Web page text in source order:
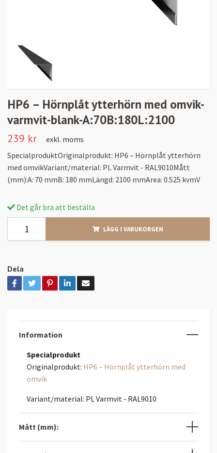
HP6 – Hörnplåt ytterhörn med omvik-
varmvit-blank-A:70B:180L:2100
239 kr
exkl. moms
SpecialproduktOriginalprodukt: HP6 – Hörnplåt ytterhörn
med omvikVariant/material: PL Varmvit - RAL9010Mått
(mm):A: 70 mmB: 180 mmLängd: 2100 mmArea: 0.525 kvmV
Det går bra att beställa
LÄGG I VARUKORGEN
Dela
Information
Specialprodukt
Originalprodukt: HP6 – Hörnplåt ytterhörn med
omvik
Variant/material: PL Varmvit - RAL9010
Mått (mm):